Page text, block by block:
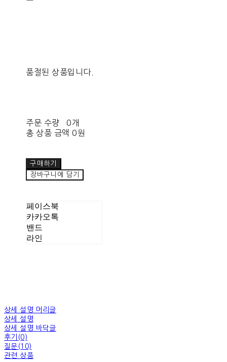
품절된 상품입니다.
주문 수량
0개
총 상품 금액 0원
구매하기
장바구니에 담기
페이스북
카카오톡
밴드
라인
상세 설명 머리글
상세 설명
상세 설명 바닥글
후기(0)
질문(10)
관련 상품